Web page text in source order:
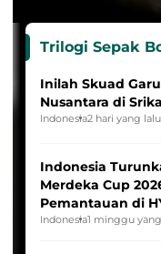
Trilogi Sepak
Inilah Skuad
Nusantara di
Indonesia2 hari yang lalu
Indonesia
Merdeka Cup
Pemantauan di
League
Indonesia1 minggu